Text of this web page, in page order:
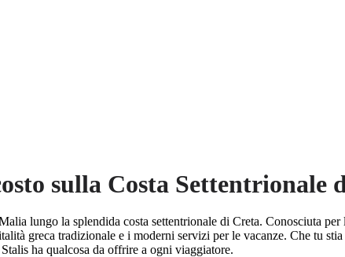
sulla Costa Settentrionale
lungo la splendida costa settentrionale di Creta. Conosciuta
greca tradizionale e i moderni servizi per le vacanze. Che tu
ha qualcosa da offrire a ogni viaggiatore.